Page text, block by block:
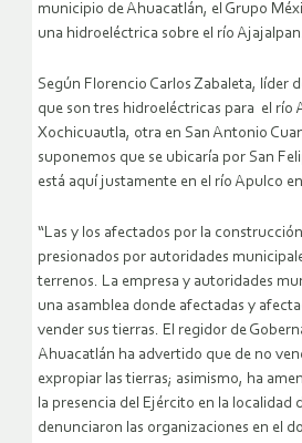
municipio de Ahuacatlán, el Grupo
una hidroeléctrica sobre el río Ajajalpan.
Según Florencio Carlos Zabaleta, líder
que son tres hidroeléctricas para el río
Xochicuautla, otra en San Antonio
suponemos que se ubicaría por San
está aquí justamente en el río Apulco
“Las y los afectados por la
presionados por autoridades
terrenos. La empresa y autoridades
una asamblea donde afectadas y
vender sus tierras. El regidor de
Ahuacatlán ha advertido que de no
expropiar las tierras; asimismo, ha
la presencia del Ejército en la localidad
denunciaron las organizaciones en el